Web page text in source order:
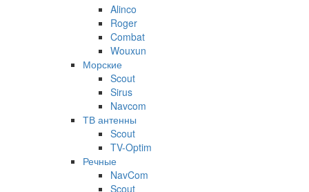
Alinco
Roger
Combat
Wouxun
Морские
Scout
Sirus
Navcom
ТВ антенны
Scout
TV-Optim
Речные
NavCom
Scout